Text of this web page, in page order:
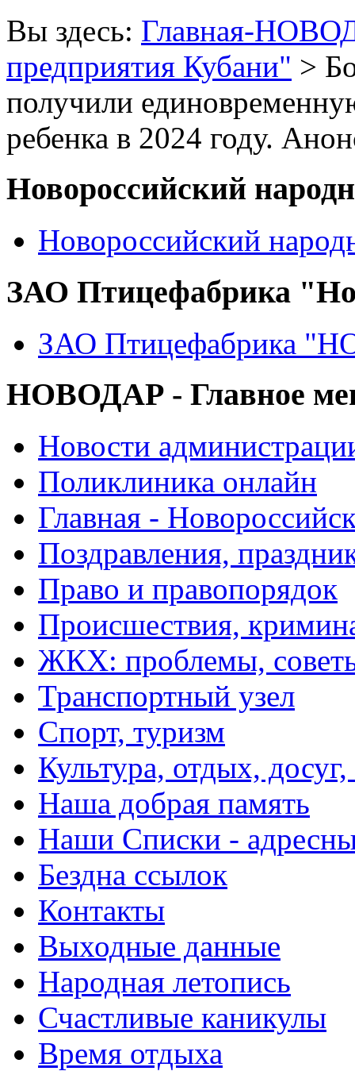
Вы здесь: Главная-
предприятия Кубани" >
получили
ребенка в 2024 году.
Новороссийский
Новороссийский
ЗАО Птицефабрика
ЗАО Птицефабрика
НОВОДАР - Главное
Новости
Поликлиника онлайн
Главная -
Поздравления,
Право и правопорядок
Происшествия,
ЖКХ: проблемы,
Транспортный узел
Спорт, туризм
Культура, отдых,
Наша добрая память
Наши Списки -
Бездна ссылок
Контакты
Выходные данные
Народная летопись
Счастливые каникулы
Время отдыха